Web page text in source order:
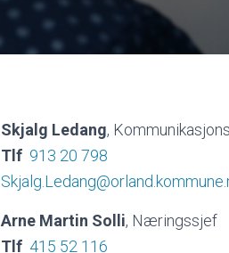
Skjalg Ledang,
Tlf 913 20 798
Arne Martin Solli, Næringssjef
Tlf 415 52 116